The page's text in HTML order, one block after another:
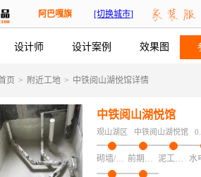
阿巴嘎旗 [切换城市]
设计师 设计案例 效果图
页 > 附近工地 > 中铁阅山湖悦馆详情
中铁阅山湖悦馆
观山湖区 中铁阅山湖悦馆
砌墙/加建/拆改/保护 前期磁粉找平 泥工项目